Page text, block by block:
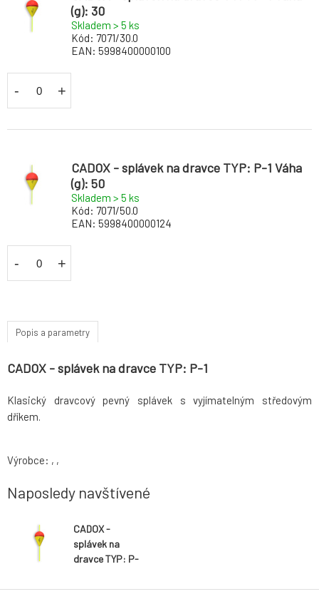
(g): 30
Skladem > 5 ks
Kód: 7071/30.0
EAN: 5998400000100
- +
CADOX - splávek na dravce TYP: P-1 Váha
(g): 50
Skladem > 5 ks
Kód: 7071/50.0
EAN: 5998400000124
- +
Popis a parametry
CADOX - splávek na dravce TYP: P-1
Klasický dravcový pevný splávek s vyjímatelným středovým
dříkem.
Výrobce: , ,
Naposledy navštívené
CADOX -
splávek na
dravce TYP: P-